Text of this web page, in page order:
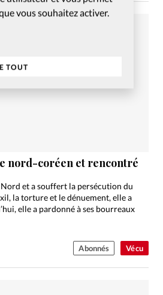
vous souhaitez activer.
TOUT
Vécu
nord-coréen et rencontré
et a souffert la persécution du
la torture et le dénuement, elle a
elle a pardonné à ses bourreaux
Abonnés